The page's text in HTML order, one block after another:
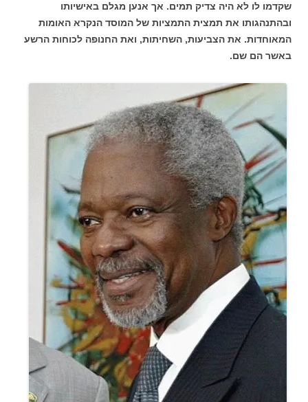
שקדמו לו לא היה צדיק תמים. אך אנען מגלם באישיותו
ובהתנהגותו את תמצית התמציות של המוסד הנקרא האומות
המאוחדות. את הצביעות, השחיתות, ואת החנופה לכוחות הרשע
באשר הם שם.